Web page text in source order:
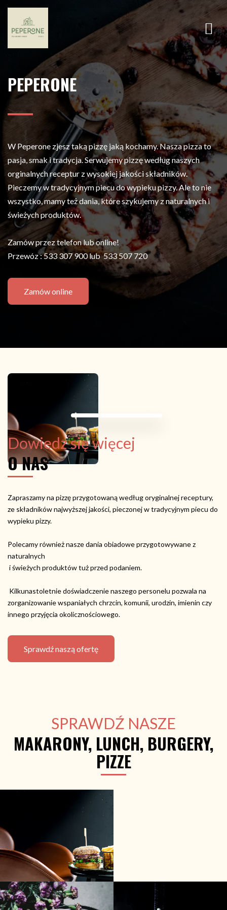
PEPERONE
W Peperone zjesz taką pizzę jaką kochamy. Nasza pizza to
pasja, smak i tradycja. Serwujemy pizzę według naszych
orginalnych receptur z wysokiej jakości składników.
Pieczemy w tradycyjnym piecu do wypieku pizzy. Ale to nie
wszystko, mamy też dania, które szykujemy z naturalnych i
świeżych produktów.
Zamów przez telefon lub online!
Przewóz : 533 307 900 lub 533 507 720
Zamów online
Dowiedz się więcej
O NAS
Zapraszamy na pizzę przygotowaną według oryginalnej receptury,
ze składników najwyższej jakości, pieczonej w tradycyjnym piecu do
wypieku pizzy.
Polecamy również nasze dania obiadowe przygotowywane z
naturalnych
i świeżych produktów tuż przed podaniem.
Kilkunastoletnie doświadczenie naszego personelu pozwala na
zorganizowanie wspaniałych chrzcin, komunii, urodzin, imienin czy
innego przyjęcia okolicznościowego.
Sprawdź naszą ofertę
SPRAWDŹ NASZE
MAKARONY, LUNCH, BURGERY,
PIZZE